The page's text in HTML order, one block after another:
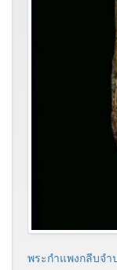
พระกำแพงกลีบจ